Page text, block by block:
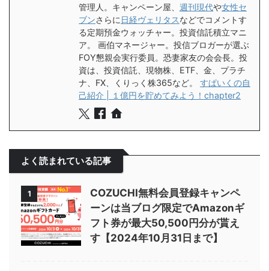
管理人。キャンペーン屋、 週刊現代や女性セ
ブンさらに 日経ヴェリタスなどでコメントす
る定期預金ウォッチャー。投資信託積立マニ
ア。 画伯マネージャー。投信ブロガーが選ぶ
FOY懇親会実行委員。恐妻家友の会会長。投
資は、投資信託、現物株、ETF、金、プラチ
ナ、FX、くりっく株365など。 すぱいくの自
己紹介 | １億円を貯めてみよう！chapter2
よく読まれている記事
1
COZUCHI無料会員登録キャンペ
ーンは当ブログ限定でAmazonギ
フト券が最大50,500円分が貰え
す【2024年10月31日まで】